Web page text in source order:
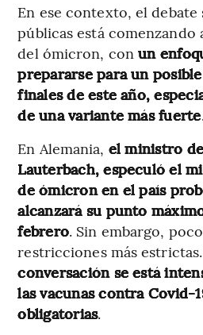
En ese contexto, el
públicas está comenzando
del ómicron, con un
prepararse para un
finales de este año,
de una variante más fuerte
En Alemania, el ministro
Lauterbach, especuló el
de ómicron en el país
alcanzará su punto
febrero. Sin embargo,
restricciones más
conversación se está
las vacunas contra Covid-
obligatorias.